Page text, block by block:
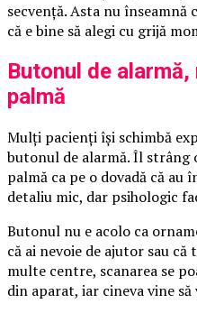
secvență. Asta nu înseamnă
că e bine să alegi cu grijă
Butonul de
palmă
Mulți pacienți își schimbă
butonul de alarmă. Îl strâng
palmă ca pe o dovadă că au
detaliu mic, dar psihologic
Butonul nu e acolo ca
că ai nevoie de ajutor sau
multe centre, scanarea se
din aparat, iar cineva vine